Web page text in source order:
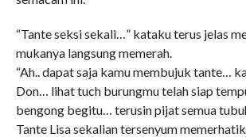
“Tante seksi sekali…” kataku terus jelas
mukanya langsung memerah.
“Ah.. dapat saja kamu membujuk tante…
Don… lihat tuch burungmu telah siap
bengong begitu… terusin pijat semua
Tante Lisa sekalian tersenyum